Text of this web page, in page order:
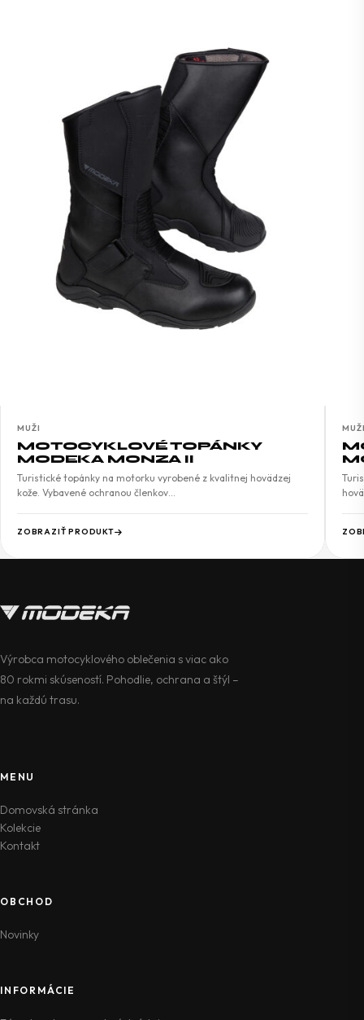
MUŽI
MOTOCYKLOVÉ TOPÁNKY
MODEKA MONZA II
Turistické topánky na motorku vyrobené z kvalitnej hovädzej
kože. Vybavené ochranou členkov…
ZOBRAZIŤ PRODUKT
Výrobca motocyklového oblečenia s viac ako
80 rokmi skúseností. Pohodlie, ochrana a štýl –
na každú trasu.
MENU
Domovská stránka
Kolekcie
Kontakt
OBCHOD
Novinky
INFORMÁCIE